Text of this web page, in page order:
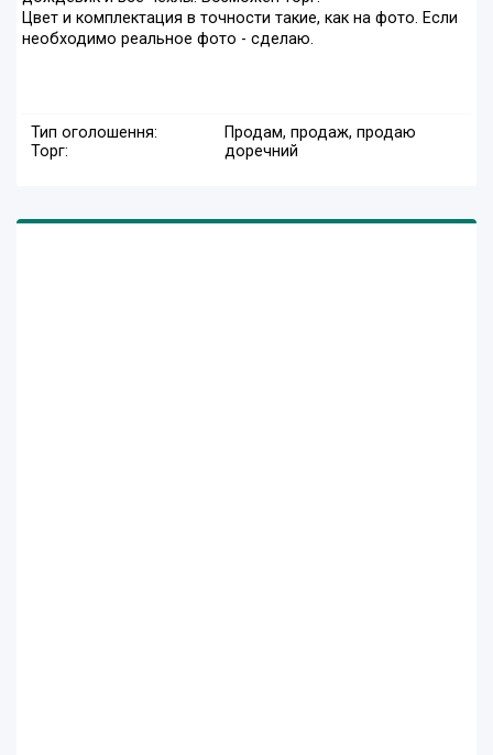
Цвет и комплектация в точности такие, как на фото. Если
необходимо реальное фото - сделаю.
Тип оголошення:
Продам, продаж, продаю
Торг:
доречний